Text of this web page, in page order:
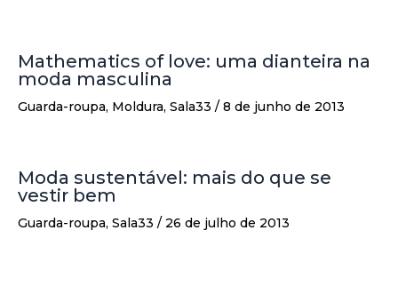
Mathematics of love: uma dianteira na
moda masculina
Guarda-roupa, Moldura, Sala33 / 8 de junho de 2013
Moda sustentável: mais do que se
vestir bem
Guarda-roupa, Sala33 / 26 de julho de 2013